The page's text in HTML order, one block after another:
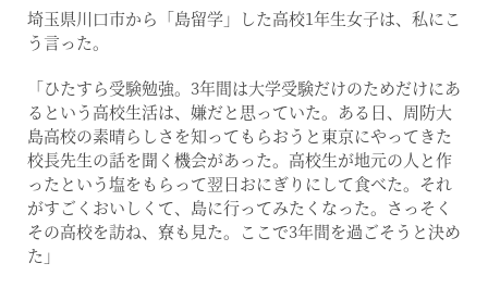
埼玉県川口市から「島留学」した高校1年生女子は、私にこ
う言った。
「ひたすら受験勉強。3年間は大学受験だけのためだけにあ
るという高校生活は、嫌だと思っていた。ある日、周防大
島高校の素晴らしさを知ってもらおうと東京にやってきた
校長先生の話を聞く機会があった。高校生が地元の人と作
ったという塩をもらって翌日おにぎりにして食べた。それ
がすごくおいしくて、島に行ってみたくなった。さっそく
その高校を訪ね、寮も見た。ここで3年間を過ごそうと決め
た」